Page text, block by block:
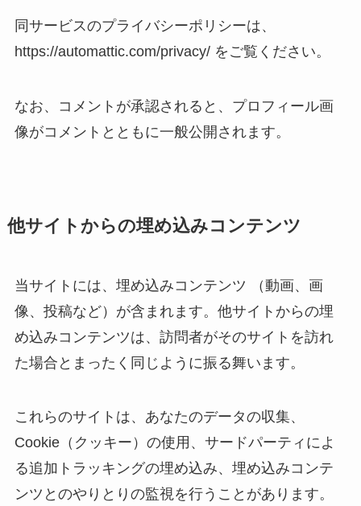
同サービスのプライバシーポリシーは、
https://automattic.com/privacy/ をご覧ください。
なお、コメントが承認されると、プロフィール画
像がコメントとともに一般公開されます。
他サイトからの埋め込みコンテンツ
当サイトには、埋め込みコンテンツ （動画、画
像、投稿など）が含まれます。他サイトからの埋
め込みコンテンツは、訪問者がそのサイトを訪れ
た場合とまったく同じように振る舞います。
これらのサイトは、あなたのデータの収集、
Cookie（クッキー）の使用、サードパーティによ
る追加トラッキングの埋め込み、埋め込みコンテ
ンツとのやりとりの監視を行うことがあります。